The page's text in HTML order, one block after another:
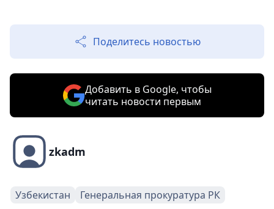
Поделитесь новостью
Добавить в Google, чтобы
читать новости первым
zkadm
Узбекистан Генеральная прокуратура РК